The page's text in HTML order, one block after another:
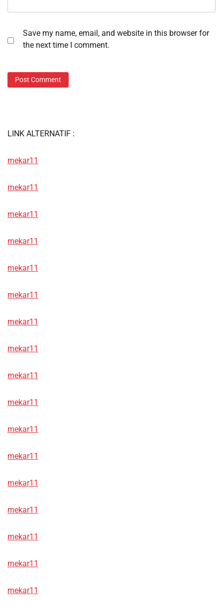
Save my name, email, and website in this browser for
the next time I comment.
LINK ALTERNATIF :
mekar11
mekar11
mekar11
mekar11
mekar11
mekar11
mekar11
mekar11
mekar11
mekar11
mekar11
mekar11
mekar11
mekar11
mekar11
mekar11
mekar11